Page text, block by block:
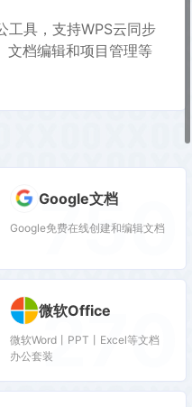
工具，支持WPS云同步
文档编辑和项目管理等
Google文档
Google免费在线创建和编辑文档
750
微软Office
微软Word丨PPT丨Excel等文档
办公套装270